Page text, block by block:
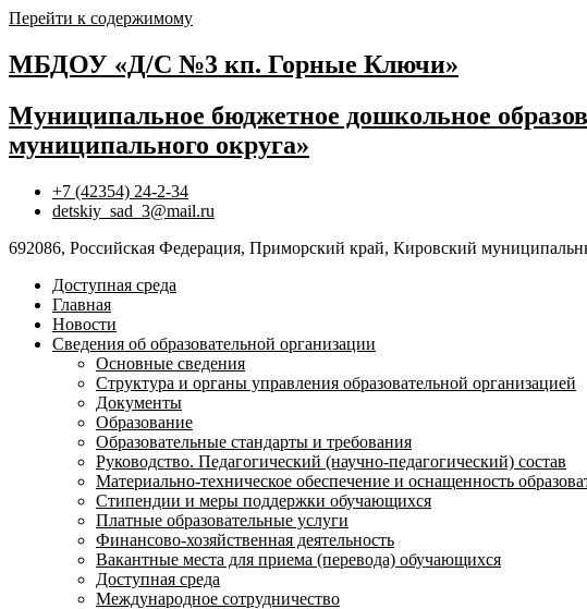
Перейти к содержимому
МБДОУ «Д/С №3 кп. Горные Ключи»
Муниципальное бюджетное дошкольное
муниципального округа»
+7 (42354) 24-2-34
detskiy_sad_3@mail.ru
692086, Российская Федерация, Приморский край, Кировский
Доступная среда
Главная
Новости
Сведения об образовательной организации
Основные сведения
Структура и органы управления образовательной организацией
Документы
Образование
Образовательные стандарты и требования
Руководство. Педагогический (научно-педагогический) состав
Материально-техническое обеспечение и оснащенность
Стипендии и меры поддержки обучающихся
Платные образовательные услуги
Финансово-хозяйственная деятельность
Вакантные места для приема (перевода) обучающихся
Доступная среда
Международное сотрудничество